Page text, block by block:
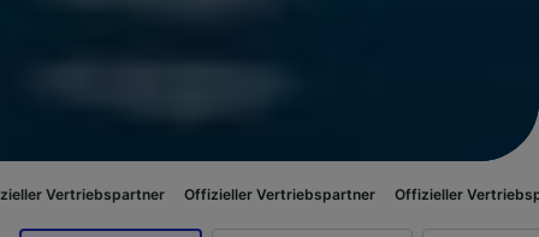
Offizieller Vertriebspartner Offizieller Vertriebspartner